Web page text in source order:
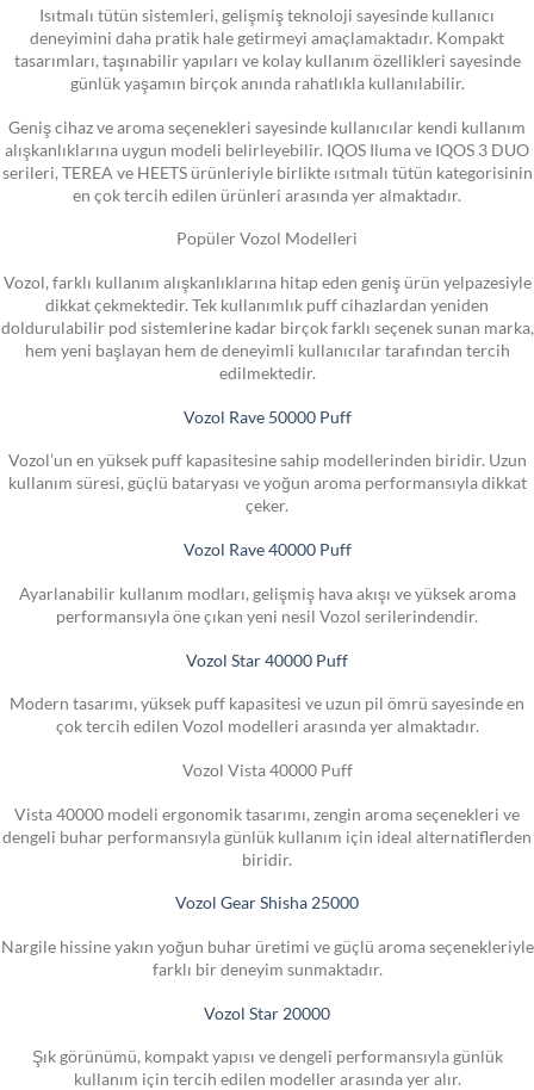
Isıtmalı tütün sistemleri, gelişmiş teknoloji sayesinde kullanıcı
deneyimini daha pratik hale getirmeyi amaçlamaktadır. Kompakt
tasarımları, taşınabilir yapıları ve kolay kullanım özellikleri sayesinde
günlük yaşamın birçok anında rahatlıkla kullanılabilir.
Geniş cihaz ve aroma seçenekleri sayesinde kullanıcılar kendi kullanım
alışkanlıklarına uygun modeli belirleyebilir. IQOS Iluma ve IQOS 3 DUO
serileri, TEREA ve HEETS ürünleriyle birlikte ısıtmalı tütün kategorisinin
en çok tercih edilen ürünleri arasında yer almaktadır.
Popüler Vozol Modelleri
Vozol, farklı kullanım alışkanlıklarına hitap eden geniş ürün yelpazesiyle
dikkat çekmektedir. Tek kullanımlık puff cihazlardan yeniden
doldurulabilir pod sistemlerine kadar birçok farklı seçenek sunan marka,
hem yeni başlayan hem de deneyimli kullanıcılar tarafından tercih
edilmektedir.
Vozol Rave 50000 Puff
Vozol’un en yüksek puff kapasitesine sahip modellerinden biridir. Uzun
kullanım süresi, güçlü bataryası ve yoğun aroma performansıyla dikkat
çeker.
Vozol Rave 40000 Puff
Ayarlanabilir kullanım modları, gelişmiş hava akışı ve yüksek aroma
performansıyla öne çıkan yeni nesil Vozol serilerindendir.
Vozol Star 40000 Puff
Modern tasarımı, yüksek puff kapasitesi ve uzun pil ömrü sayesinde en
çok tercih edilen Vozol modelleri arasında yer almaktadır.
Vozol Vista 40000 Puff
Vista 40000 modeli ergonomik tasarımı, zengin aroma seçenekleri ve
dengeli buhar performansıyla günlük kullanım için ideal alternatiflerden
biridir.
Vozol Gear Shisha 25000
Nargile hissine yakın yoğun buhar üretimi ve güçlü aroma seçenekleriyle
farklı bir deneyim sunmaktadır.
Vozol Star 20000
Şık görünümü, kompakt yapısı ve dengeli performansıyla günlük
kullanım için tercih edilen modeller arasında yer alır.